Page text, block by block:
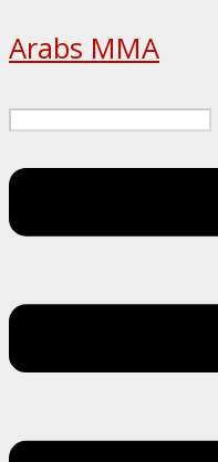
Arabs MMA